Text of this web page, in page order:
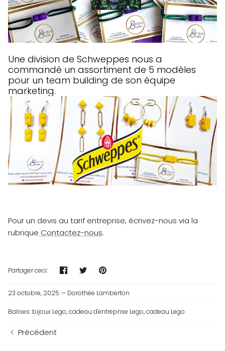
Une division de Schweppes nous a
commandé un assortiment de 5 modèles
pour un team building de son équipe
marketing.
Pour un devis au tarif entreprise, écrivez-nous via la
rubrique Contactez-nous.
Partager ceci: PartagerTweeterÉpingler
23 octobre, 2025 — Dorothée Lamberton
Balises: bijoux Lego cadeau d'entreprise Lego cadeau Lego
Précédent